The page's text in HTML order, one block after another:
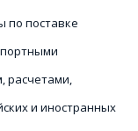
по поставке
расчетами,
и иностранных